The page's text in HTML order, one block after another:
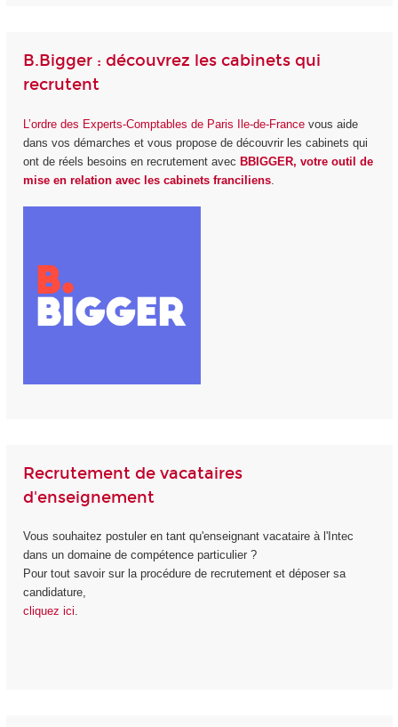
B.Bigger : découvrez les cabinets qui
recrutent
L’ordre des Experts-Comptables de Paris Ile-de-Francevous aide
dans vos démarches et vous propose de découvrir les cabinets qui
ont de réels besoins en recrutement avec BBIGGER, votre outil de
mise en relation avec les cabinets franciliens.
Recrutement de vacataires
d'enseignement
Vous souhaitez postuler en tant qu'enseignant vacataire à l'Intec
dans un domaine de compétence particulier ?
Pour tout savoir sur la procédure de recrutement et déposer sa
candidature,
cliquez ici.